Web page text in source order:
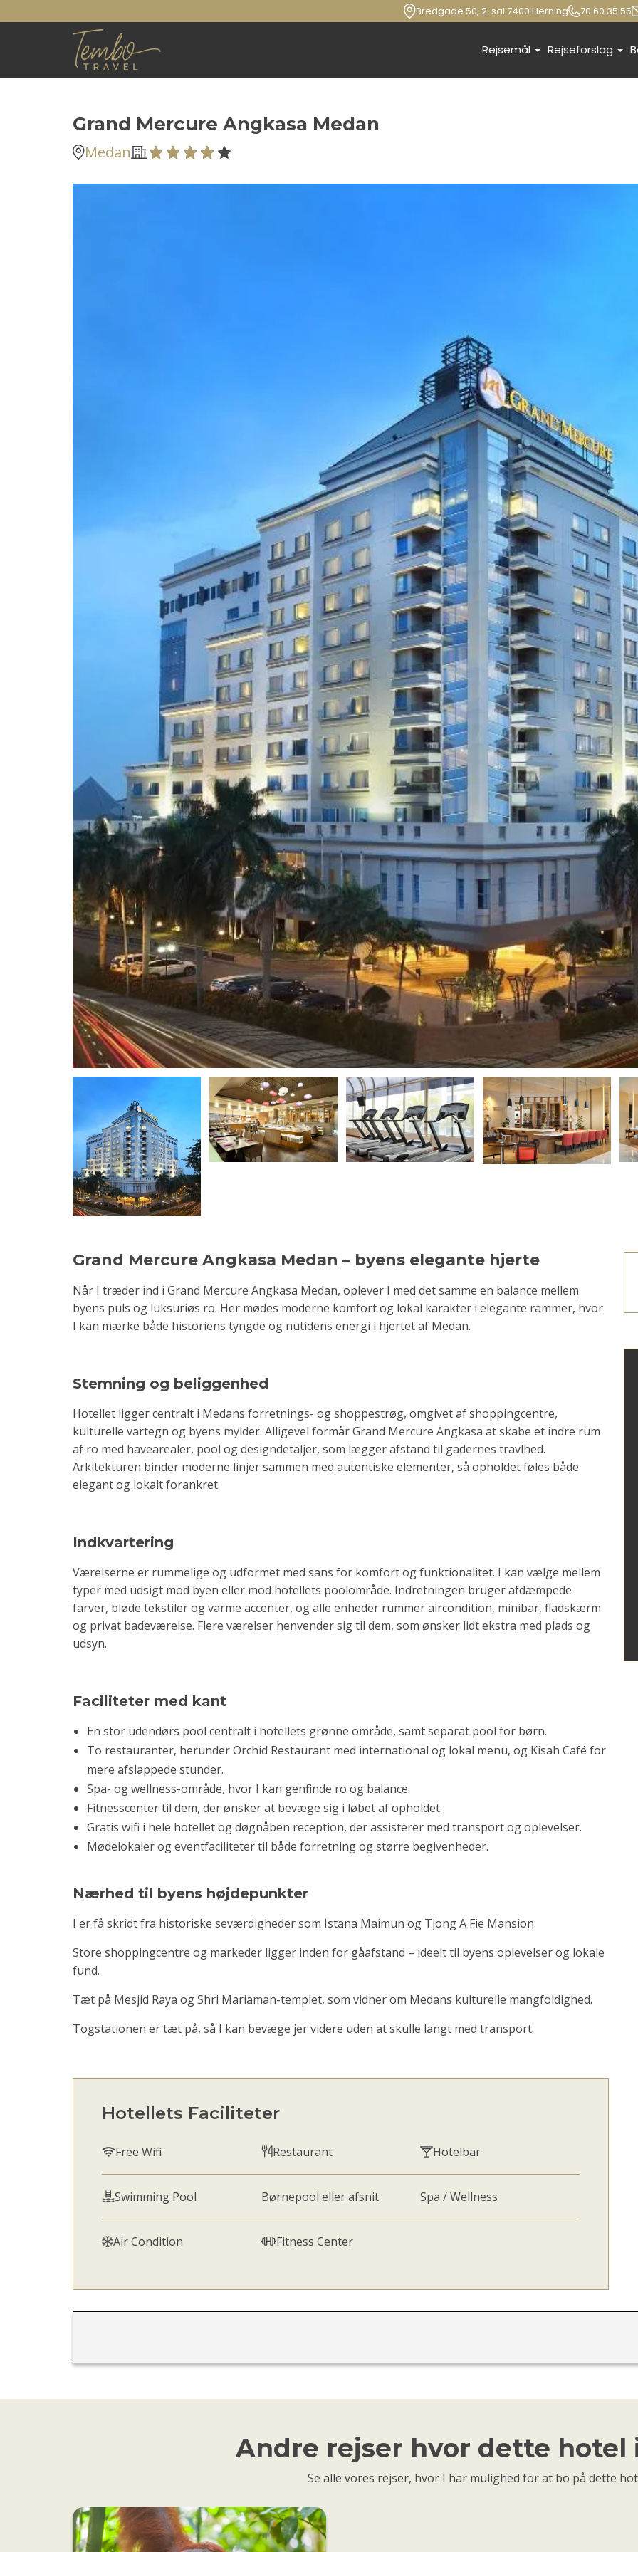
Bredgade 50, 2. sal 7400 Herning 70 60 35 55
Rejsemål Rejseforslag
Grand Mercure Angkasa Medan
Medan
Grand Mercure Angkasa Medan – byens elegante hjerte
Når I træder ind i Grand Mercure Angkasa Medan, oplever I med det samme en balance mellem
byens puls og luksuriøs ro. Her mødes moderne komfort og lokal karakter i elegante rammer, hvor
I kan mærke både historiens tyngde og nutidens energi i hjertet af Medan.
Stemning og beliggenhed
Hotellet ligger centralt i Medans forretnings- og shoppestrøg, omgivet af shoppingcentre,
kulturelle vartegn og byens mylder. Alligevel formår Grand Mercure Angkasa at skabe et indre rum
af ro med havearealer, pool og designdetaljer, som lægger afstand til gadernes travlhed.
Arkitekturen binder moderne linjer sammen med autentiske elementer, så opholdet føles både
elegant og lokalt forankret.
Indkvartering
Værelserne er rummelige og udformet med sans for komfort og funktionalitet. I kan vælge mellem
typer med udsigt mod byen eller mod hotellets poolområde. Indretningen bruger afdæmpede
farver, bløde tekstiler og varme accenter, og alle enheder rummer aircondition, minibar, fladskærm
og privat badeværelse. Flere værelser henvender sig til dem, som ønsker lidt ekstra med plads og
udsyn.
Faciliteter med kant
En stor udendørs pool centralt i hotellets grønne område, samt separat pool for børn.
To restauranter, herunder Orchid Restaurant med international og lokal menu, og Kisah Café for
mere afslappede stunder.
Spa- og wellness-område, hvor I kan genfinde ro og balance.
Fitnesscenter til dem, der ønsker at bevæge sig i løbet af opholdet.
Gratis wifi i hele hotellet og døgnåben reception, der assisterer med transport og oplevelser.
Mødelokaler og eventfaciliteter til både forretning og større begivenheder.
Nærhed til byens højdepunkter
I er få skridt fra historiske seværdigheder som Istana Maimun og Tjong A Fie Mansion.
Store shoppingcentre og markeder ligger inden for gåafstand – ideelt til byens oplevelser og lokale
fund.
Tæt på Mesjid Raya og Shri Mariaman-templet, som vidner om Medans kulturelle mangfoldighed.
Togstationen er tæt på, så I kan bevæge jer videre uden at skulle langt med transport.
Hotellets Faciliteter
Free Wifi Restaurant Hotelbar
Swimming Pool Børnepool eller afsnit Spa / Wellness
Air Condition Fitness Center
Andre rejser hvor dette hotel
Se alle vores rejser, hvor I har mulighed for at bo på dette